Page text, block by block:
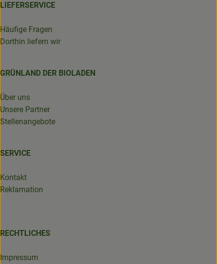
LIEFERSERVICE
Häufige Fragen
Dorthin liefern wir
GRÜNLAND DER BIOLADEN
Über uns
Unsere Partner
Stellenangebote
SERVICE
Kontakt
Reklamation
RECHTLICHES
Impressum